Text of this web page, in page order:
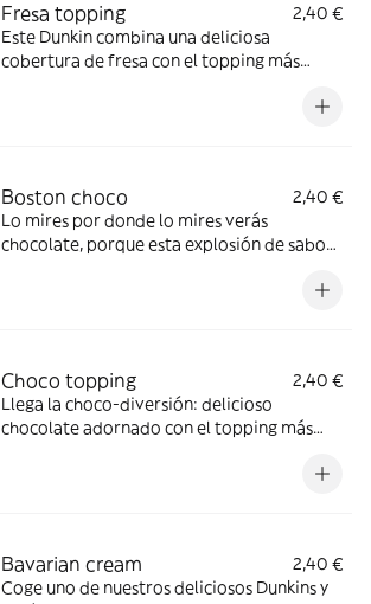
Fresa topping
2,40 €
Este Dunkin combina una deliciosa
cobertura de fresa con el topping más
Boston choco
2,40 €
Lo mires por donde lo mires verás
chocolate, porque esta explosión de sabor
Choco topping
2,40 €
Llega la choco-diversión: delicioso
chocolate adornado con el topping más
Bavarian cream
2,40 €
Coge uno de nuestros deliciosos Dunkins y